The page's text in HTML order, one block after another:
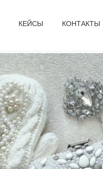
КЕЙСЫ КОНТАКТЫ